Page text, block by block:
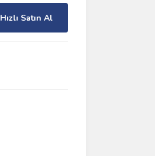
Hızlı Satın Al